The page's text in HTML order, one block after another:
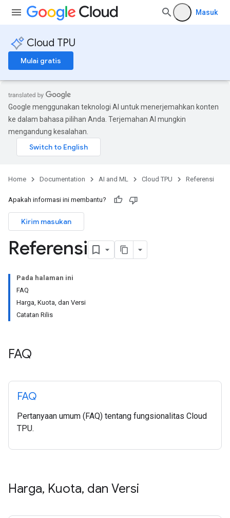
Masuk
Cloud TPU
Mulai gratis
Google menggunakan teknologi AI untuk menerjemahkan konten
ke dalam bahasa pilihan Anda. Terjemahan AI mungkin
mengandung kesalahan.
Home Documentation AI and ML Cloud TPU Referensi
Apakah informasi ini membantu?
Kirim masukan
Referensi
Pada halaman ini
FAQ
Harga, Kuota, dan Versi
Catatan Rilis
FAQ
FAQ
Pertanyaan umum (FAQ) tentang fungsionalitas Cloud
TPU.
Harga, Kuota, dan Versi